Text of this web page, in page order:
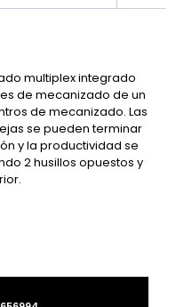
multiplex integrado
de mecanizado de un
de mecanizado. Las
se pueden terminar
y la productividad se
2 husillos opuestos y